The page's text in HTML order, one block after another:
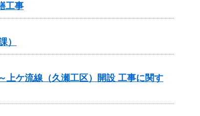
工事
）
ケ流線（久瀬工区）開設 工事に関す